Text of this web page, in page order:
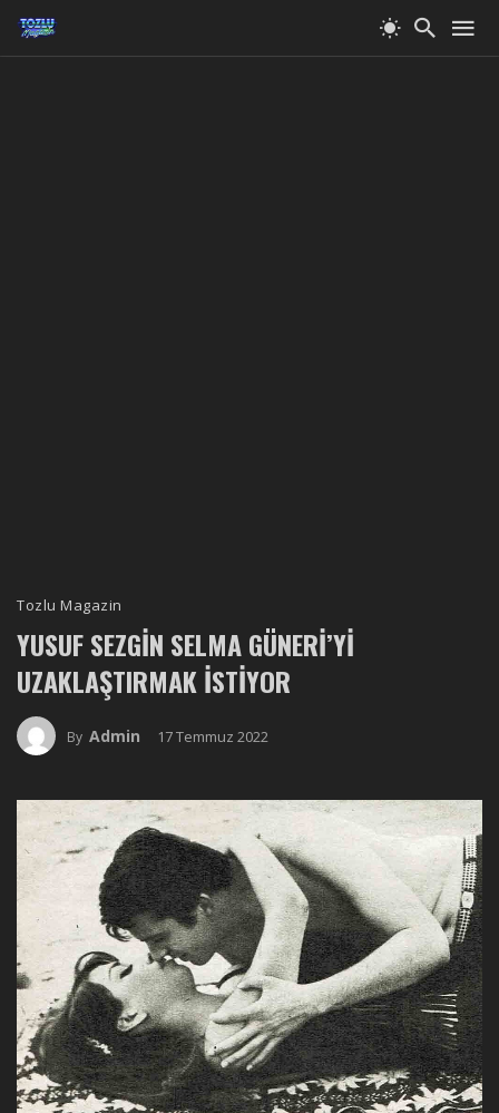
Tozlu Magazin
YUSUF SEZGIN SELMA GÜNERI’YI
UZAKLAŞTIRMAK İSTIYOR
By Admin 17 Temmuz 2022